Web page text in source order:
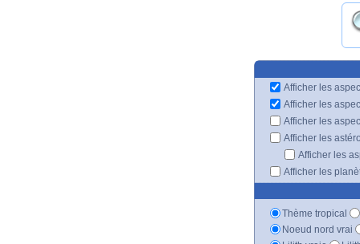
Afficher les
Afficher les
Afficher les
Afficher les
Afficher les
Afficher les
Thème tropical
Noeud nord vrai